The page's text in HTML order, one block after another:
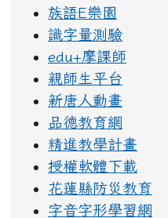
族語E樂園
識字量測驗
edu+摩課師
親師生平台
新唐人動畫
品德教育網
精進教學計畫
授權軟體下載
花蓮縣防災教育
字音字形學習網